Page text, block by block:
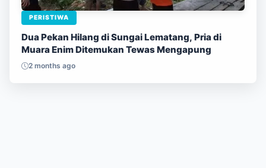
PERISTIWA
Dua Pekan Hilang di Sungai Lematang, Pria di
Muara Enim Ditemukan Tewas Mengapung
2 months ago